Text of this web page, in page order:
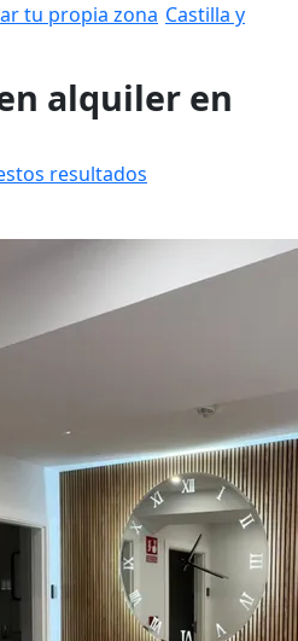
tu propia zona Castilla y
alquiler en
resultados